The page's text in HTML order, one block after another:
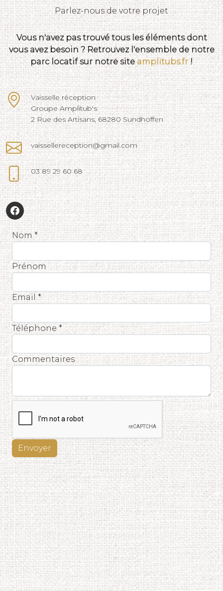
Parlez-nous de votre projet
Vous n'avez pas trouvé tous les éléments dont
vous avez besoin ? Retrouvez l'ensemble de notre
parc locatif sur notre site amplitubs.fr !
Vaisselle réception
Groupe Amplitub's
2 Rue des Artisans, 68280 Sundhoffen
vaissellereception@gmail.com
03 89 29 60 68
Nom *
Prénom
Email *
Téléphone *
Commentaires
Envoyer